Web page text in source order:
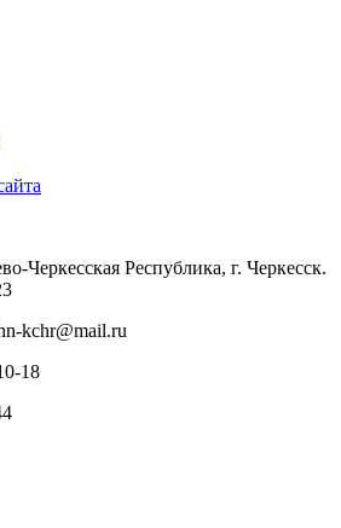
Черкесская Республика, г. Черкесск.
kchr@mail.ru
18